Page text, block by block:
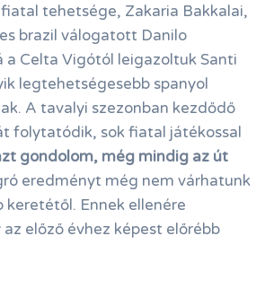
tehetsége, Zakaria Bakkalai,
brazil válogatott Danilo
a Celta Vigótól leigazoltuk Santi
legtehetségesebb spanyol
A tavalyi szezonban kezdődő
folytatódik, sok fiatal játékossal
gondolom, még mindig az út
eredményt még nem várhatunk
Ennek ellenére
előző évhez képest előrébb